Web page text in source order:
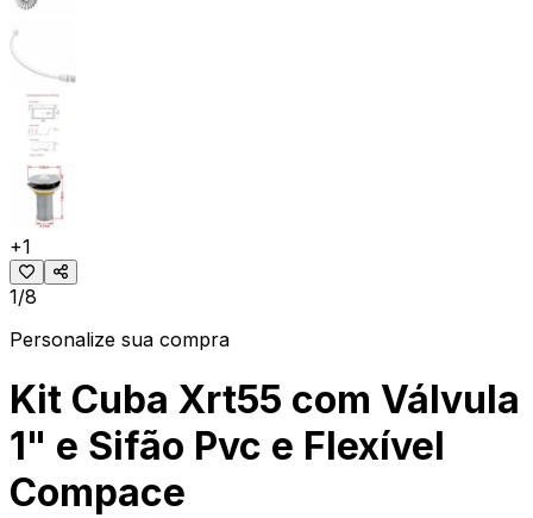
+1
1/8
Personalize sua compra
Kit Cuba Xrt55 com Válvula
1" e Sifão Pvc e Flexível
Compace